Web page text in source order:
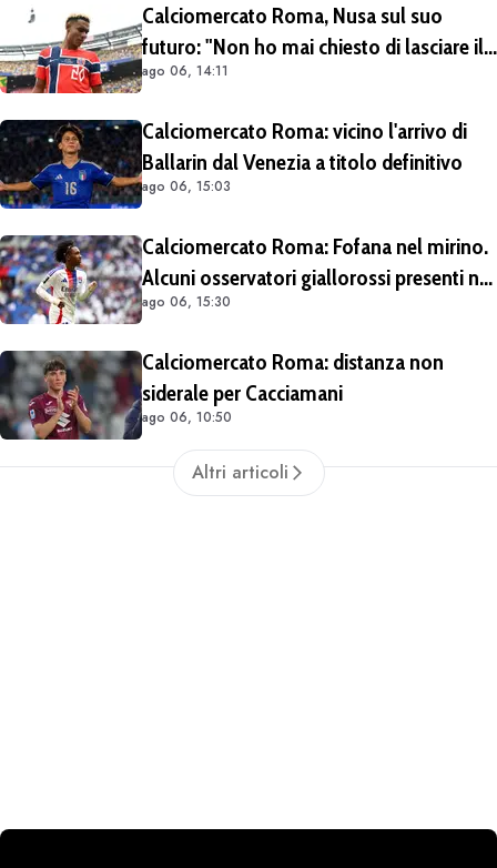
Calciomercato Roma, Nusa sul suo
futuro: "Non ho mai chiesto di lasciare il
Lipsia". Giallorossi ancora al lavoro
ago 06, 14:11
Calciomercato Roma: vicino l'arrivo di
Ballarin dal Venezia a titolo definitivo
ago 06, 15:03
Calciomercato Roma: Fofana nel mirino.
Alcuni osservatori giallorossi presenti nel
match di Champions con il Lione
ago 06, 15:30
Calciomercato Roma: distanza non
siderale per Cacciamani
ago 06, 10:50
Altri articoli